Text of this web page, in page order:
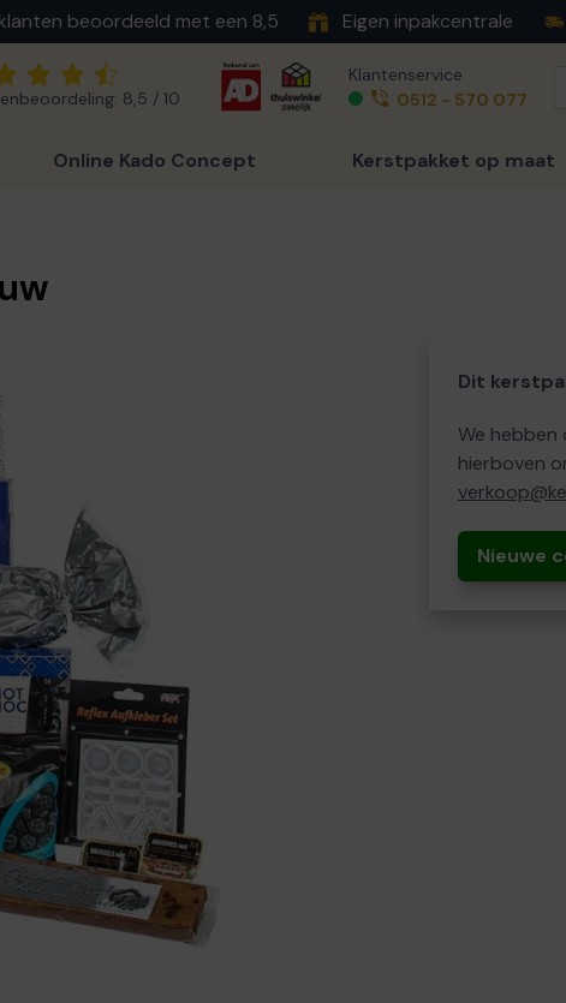
beoordeeld met een 8,5 Eigen inpakcentrale
8,5 / 10
Klantenservice
0512 - 570 077
Online Kado Concept Kerstpakket op maat
Dit
We
hierboven
Nieuwe